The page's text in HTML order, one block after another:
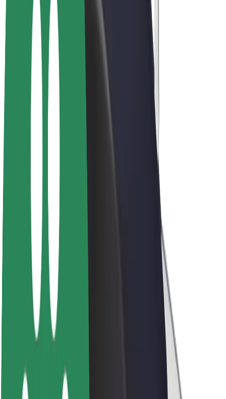
Bolt Plus
გამოიმუშავე Bolt-თან ერთად
მძღოლები
მძღოლის შემოსავლები
ვაკანსიები
Bolt-ის შესახებ
Bolt და ეკომეგობრულობა
ნულოვანი პროექტი
ბლოგი
სიახლეები
ბრენდის გზამკვლევი
მისია
ლიდერობა
ბრენდი